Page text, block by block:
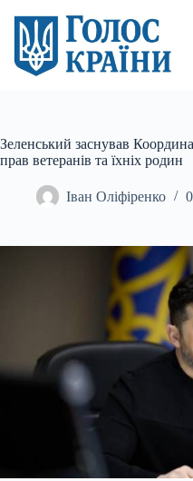
вмісту
Зеленський заснував
прав ветеранів та їхніх родин
Іван Оліфіренко